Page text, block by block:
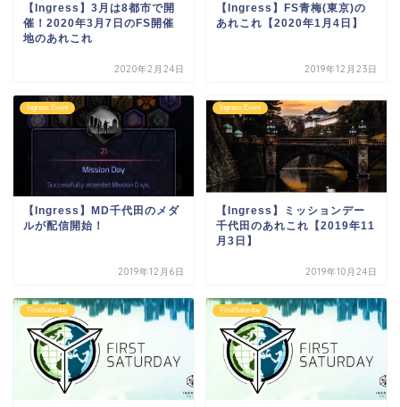
【Ingress】3月は8都市で開
催！2020年3月7日のFS開催
地のあれこれ
2020年2月24日
【Ingress】FS青梅(東京)の
あれこれ【2020年1月4日】
2019年12月23日
Ingress Event
【Ingress】MD千代田のメダ
ルが配信開始！
2019年12月6日
Ingress Event
【Ingress】ミッションデー
千代田のあれこれ【2019年11
月3日】
2019年10月24日
FirstSaturday FirstSaturday